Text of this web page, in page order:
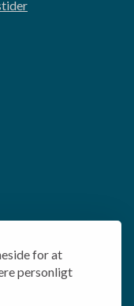
for at
personligt